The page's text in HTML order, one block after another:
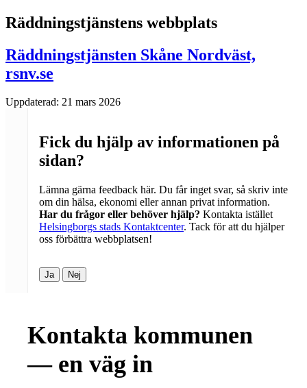
Räddningstjänstens webbplats
Räddningstjänsten Skåne Nordväst,
rsnv.se
Uppdaterad: 21 mars 2026
Fick du hjälp av informationen på
sidan?
Lämna gärna feedback här. Du får inget svar, så skriv inte
om din hälsa, ekonomi eller annan privat information.
Har du frågor eller behöver hjälp? Kontakta istället
Helsingborgs stads Kontaktcenter. Tack för att du hjälper
oss förbättra webbplatsen!
Ja Nej
Kontakta kommunen
— en väg in